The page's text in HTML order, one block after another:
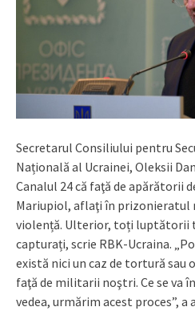
Secretarul Consiliului pentru
Națională al Ucrainei, Oleksii
Canalul 24 că faţă de apărătorii
Mariupiol, aflaţi în prizonieratul
violență. Ulterior, toți luptătorii
capturați, scrie RBK-Ucraina.
există nici un caz de tortură sau
faţă de militarii noştri. Ce se va
vedea, urmărim acest proces”,